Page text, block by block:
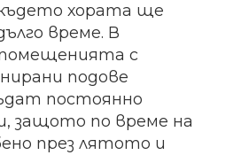
хората ще
време. В
с
подове
постоянно
защото по време на
през лятото и